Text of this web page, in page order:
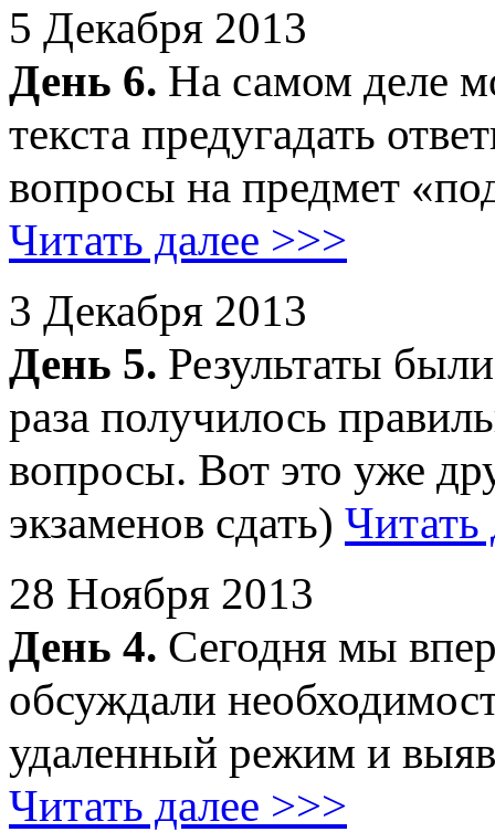
5 Декабря 2013
День 6. На самом деле
текста предугадать
вопросы на предмет
Читать далее >>>
3 Декабря 2013
День 5. Результаты
раза получилось
вопросы. Вот это уже
экзаменов сдать) Читать
28 Ноября 2013
День 4. Сегодня мы
обсуждали
удаленный режим и
Читать далее >>>